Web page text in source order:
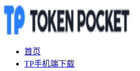
首页
TP手机端下载